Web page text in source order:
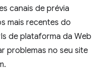
canais de prévia
mais recentes do
de plataforma da Web
problemas no seu site